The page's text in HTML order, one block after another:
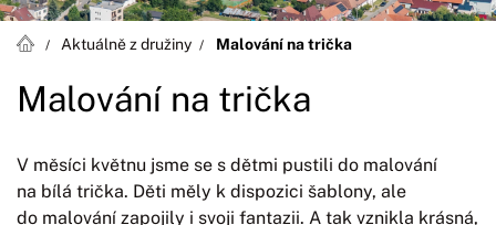
Aktuálně z družiny Malování na trička
Malování na trička
V měsíci květnu jsme se s dětmi pustili do malování
na bílá trička. Děti měly k dispozici šablony, ale
do malování zapojily i svoji fantazii. A tak vznikla krásná,